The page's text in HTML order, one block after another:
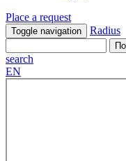
Place a request
Toggle navigation Radius
search
EN